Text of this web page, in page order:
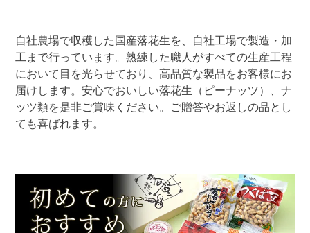
自社農場で収穫した国産落花生を、自社工場で製造・加
工まで行っています。熟練した職人がすべての生産工程
において目を光らせており、高品質な製品をお客様にお
届けします。安心でおいしい落花生（ピーナッツ）、ナ
ッツ類を是非ご賞味ください。ご贈答やお返しの品とし
ても喜ばれます。